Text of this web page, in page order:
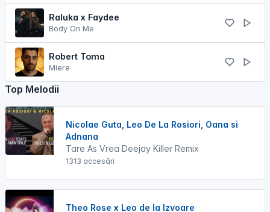
Raluka x Faydee
Body On Me
Robert Toma
Miere
Top Melodii
Nicolae Guta, Leo De La Rosiori, Oana si
Adnana
Tare As Vrea Deejay Killer Remix
1313 accesări
Theo Rose x Leo de la Izvoare